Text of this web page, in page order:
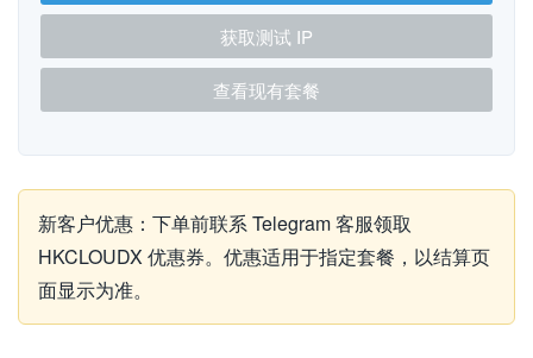
获取测试 IP
查看现有套餐
新客户优惠：下单前联系 Telegram 客服领取
HKCLOUDX 优惠券。优惠适用于指定套餐，以结算页
面显示为准。